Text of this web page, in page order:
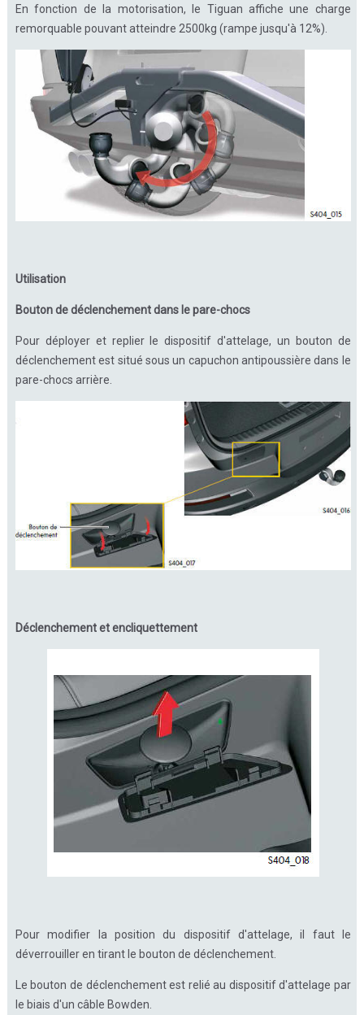
En fonction de la motorisation, le Tiguan affiche une charge
remorquable pouvant atteindre 2500kg (rampe jusqu'à 12%).
Utilisation
Bouton de déclenchement dans le pare-chocs
Pour déployer et replier le dispositif d'attelage, un bouton de
déclenchement est situé sous un capuchon antipoussière dans le
pare-chocs arrière.
Déclenchement et encliquettement
Pour modifier la position du dispositif d'attelage, il faut le
déverrouiller en tirant le bouton de déclenchement.
Le bouton de déclenchement est relié au dispositif d'attelage par
le biais d'un câble Bowden.